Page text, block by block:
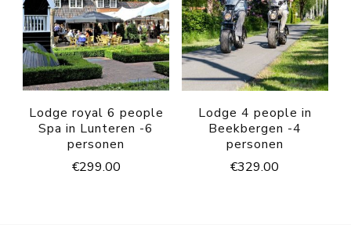
Lodge royal 6 people
Spa in Lunteren -6
personen
€299.00
Lodge 4 people in
Beekbergen -4
personen
€329.00